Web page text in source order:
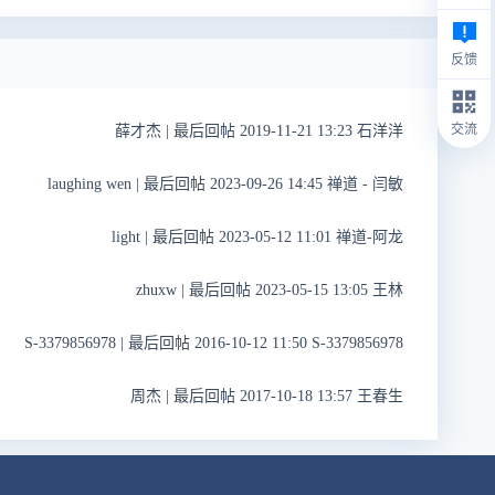
薛才杰 最后回帖 2019-11-21 13:23 石洋洋
laughing wen 最后回帖 2023-09-26 14:45 禅道 - 闫敏
light 最后回帖 2023-05-12 11:01 禅道-阿龙
zhuxw 最后回帖 2023-05-15 13:05 王林
S-3379856978 最后回帖 2016-10-12 11:50 S-3379856978
周杰 最后回帖 2017-10-18 13:57 王春生
反馈
交流